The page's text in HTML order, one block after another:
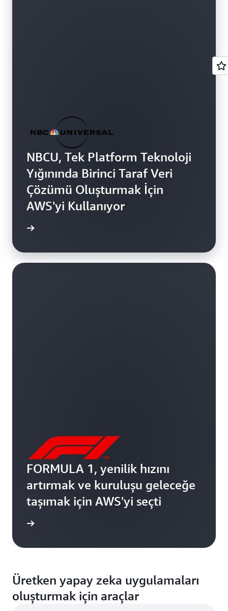
NBCU, Tek Platform Teknoloji
Yığınında Birinci Taraf Veri
Çözümü Oluşturmak İçin
AWS'yi Kullanıyor
FORMULA 1, yenilik hızını
artırmak ve kuruluşu geleceğe
taşımak için AWS'yi seçti
Üretken yapay zeka uygulamaları
oluşturmak için araçlar